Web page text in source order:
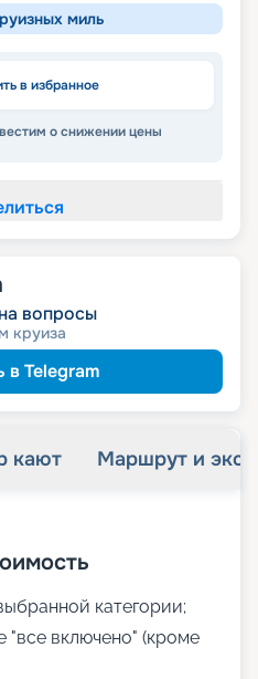
миль
в избранное
о снижении цены
вопросы
круиза
в Telegram
кают Маршрут и
категории;
"все включено" (кроме